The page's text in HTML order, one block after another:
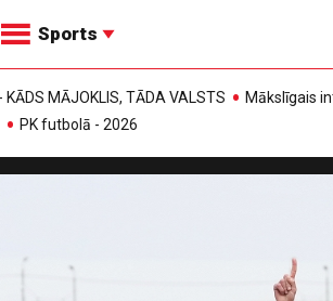
Sports
MĀJOKLIS, TĀDA VALSTS
Mākslīgais
PK futbolā - 2026